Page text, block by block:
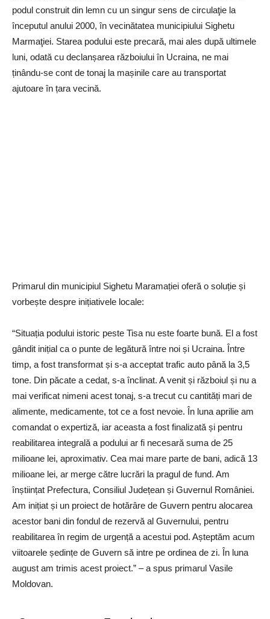
podul construit din lemn cu un singur sens de circulaţie la
începutul anului 2000, în vecinătatea municipiului Sighetu
Marmaţiei. Starea podului este precară, mai ales după ultimele
luni, odată cu declanșarea războiului în Ucraina, ne mai
ținându-se cont de tonaj la mașinile care au transportat
ajutoare în țara vecină.
Primarul din municipiul Sighetu Maramației oferă o soluție și
vorbește despre inițiativele locale:
“Situația podului istoric peste Tisa nu este foarte bună. El a fost
gândit inițial ca o punte de legătură între noi și Ucraina. Între
timp, a fost transformat și s-a acceptat trafic auto până la 3,5
tone. Din păcate a cedat, s-a înclinat. A venit și războiul și nu a
mai verificat nimeni acest tonaj, s-a trecut cu cantități mari de
alimente, medicamente, tot ce a fost nevoie. În luna aprilie am
comandat o expertiză, iar aceasta a fost finalizată și pentru
reabilitarea integrală a podului ar fi necesară suma de 25
milioane lei, aproximativ. Cea mai mare parte de bani, adică 13
milioane lei, ar merge către lucrări la pragul de fund. Am
înștiințat Prefectura, Consiliul Județean și Guvernul României.
Am inițiat și un proiect de hotărâre de Guvern pentru alocarea
acestor bani din fondul de rezervă al Guvernului, pentru
reabilitarea în regim de urgență a acestui pod. Așteptăm acum
viitoarele ședințe de Guvern să intre pe ordinea de zi. În luna
august am trimis acest proiect.” – a spus primarul Vasile
Moldovan.